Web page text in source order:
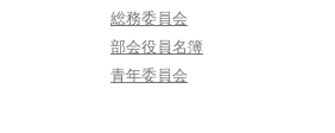
総務委員会
部会役員名簿
青年委員会